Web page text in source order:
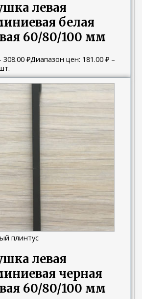
левая
белая
60/80/100 мм
308.00₽Диапазон цен: 181.00 ₽ –
плинтус
левая
черная
60/80/100 мм